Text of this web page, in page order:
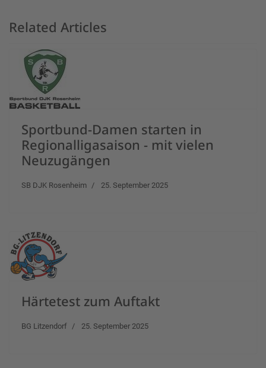
Related Articles
Sportbund-Damen starten in
Regionalligasaison - mit vielen
Neuzugängen
SB DJK Rosenheim 25. September 2025
Härtetest zum Auftakt
BG Litzendorf 25. September 2025